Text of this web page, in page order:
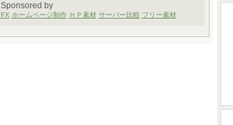
Sponsored by
FX ホームページ制作 ＨＰ素材 サーバー比較 フリー素材